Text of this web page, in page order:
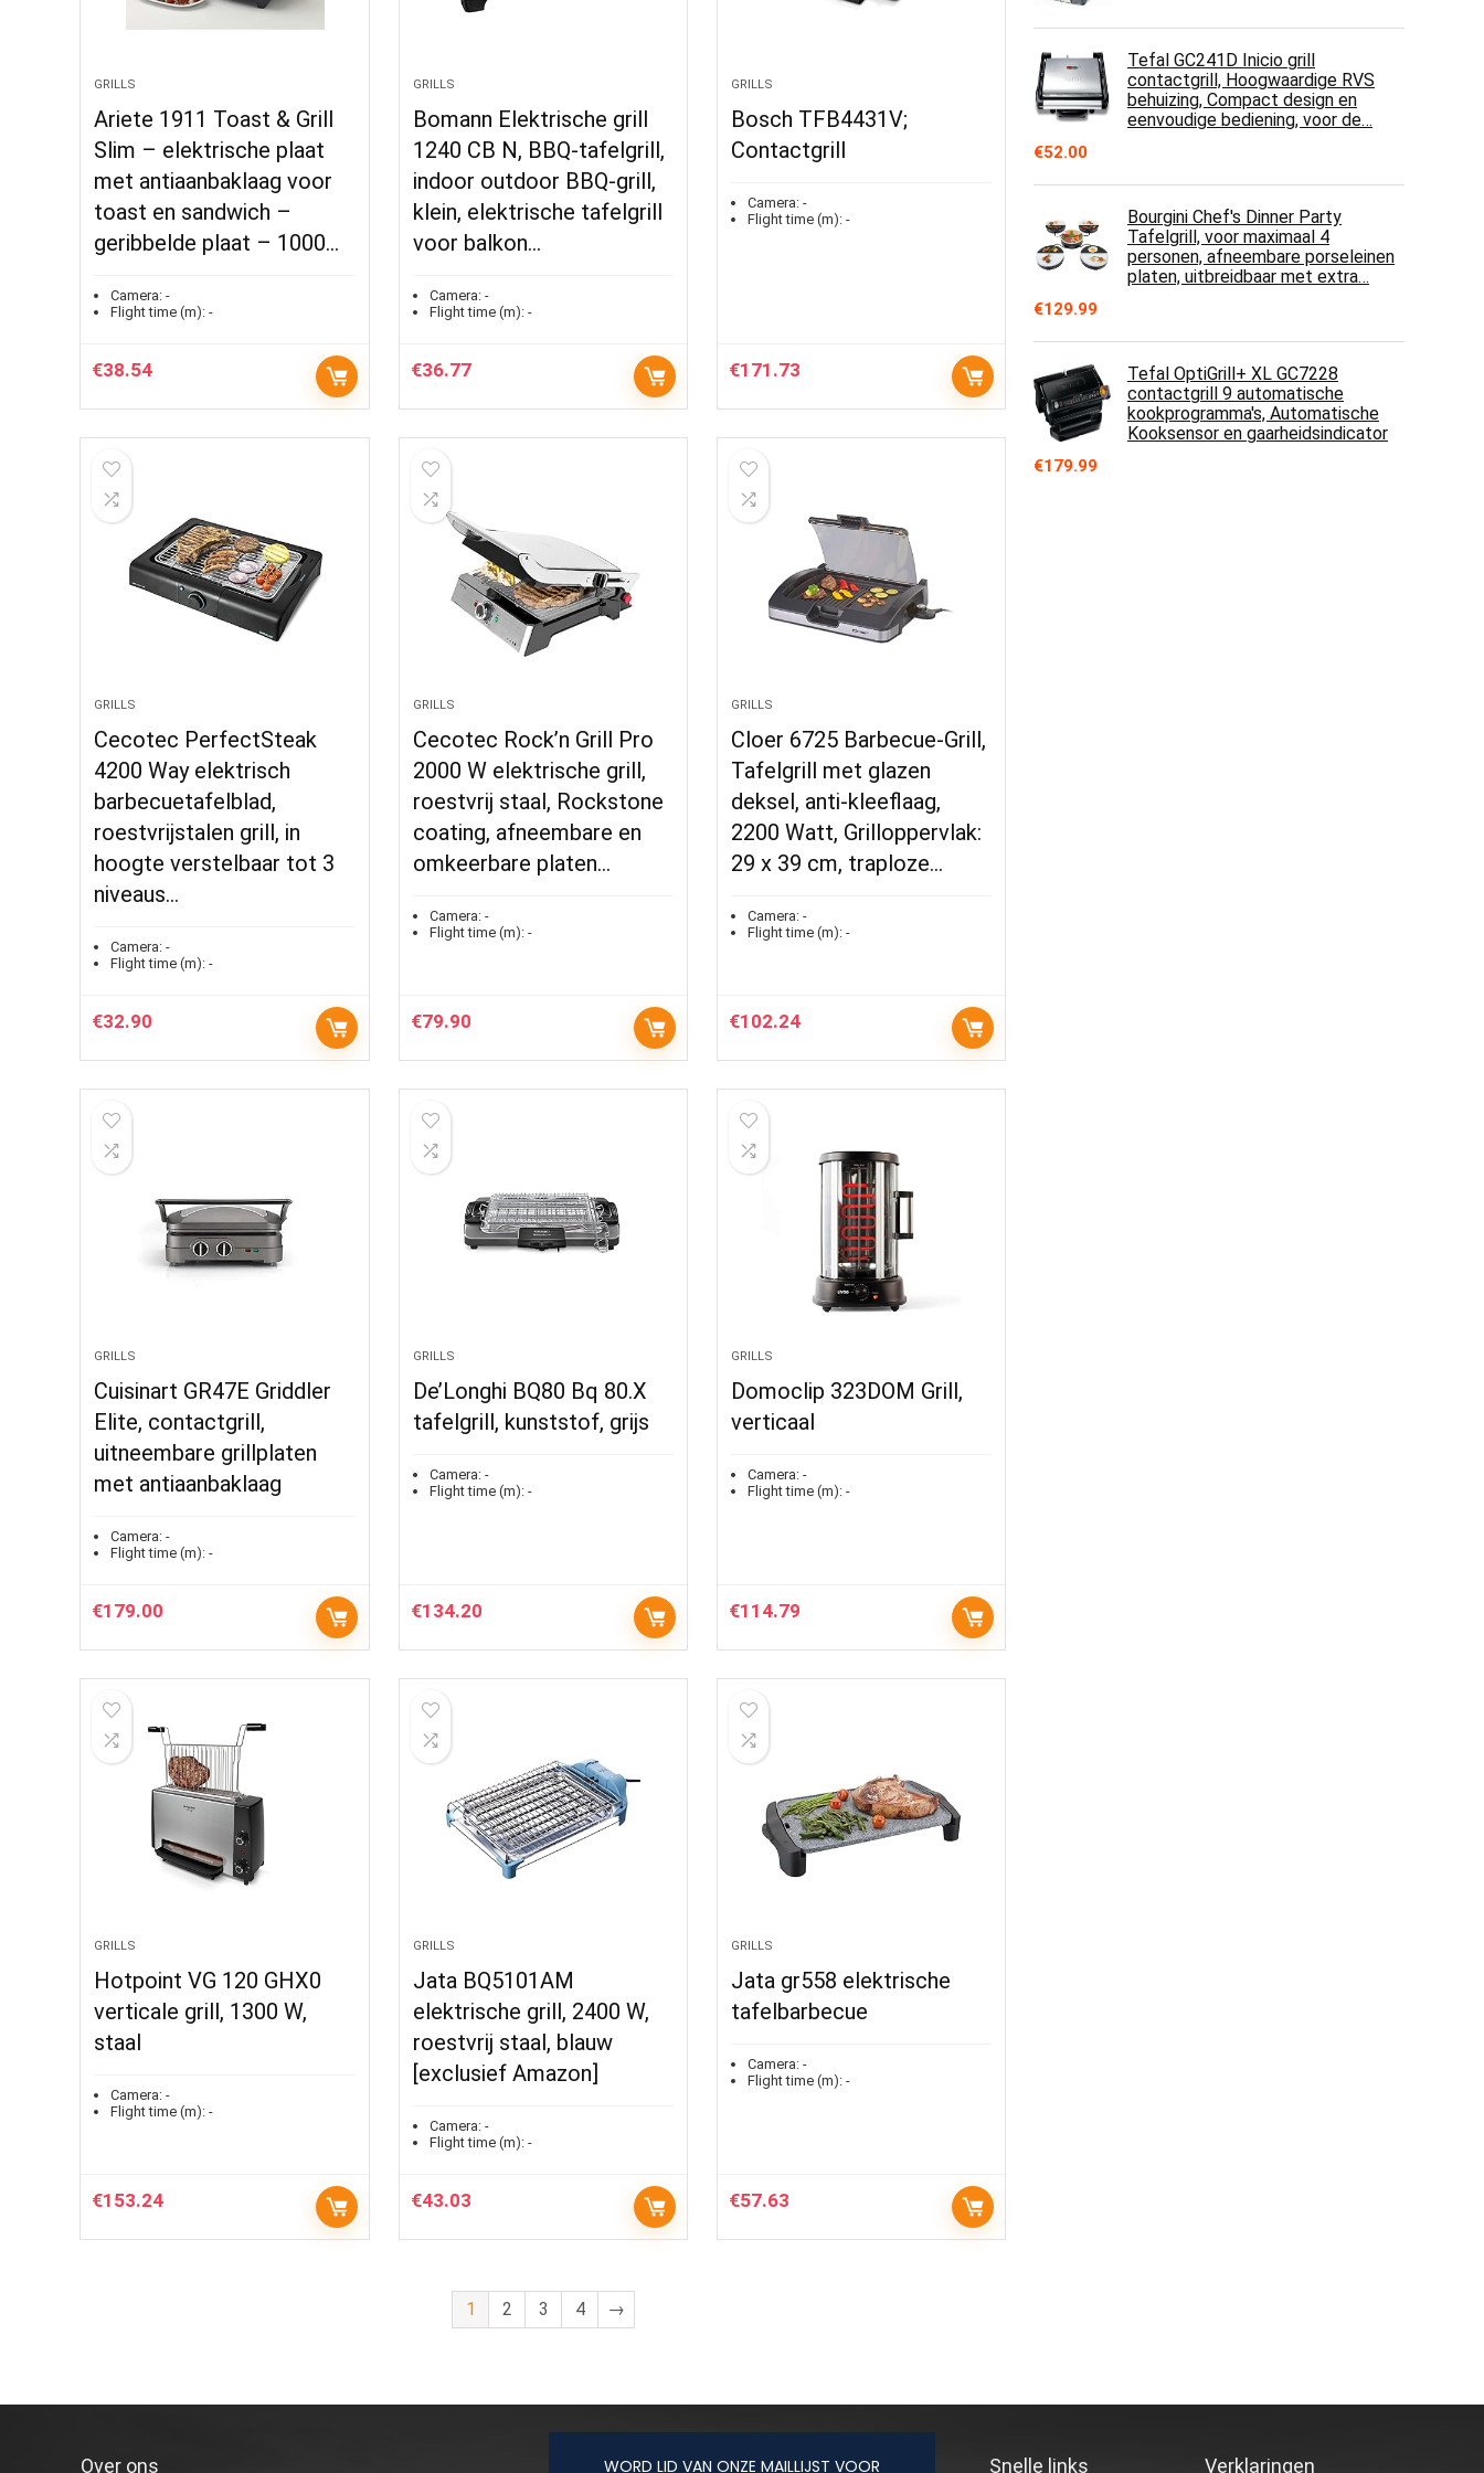
GRILLS
Ariete 1911 Toast & Grill
Slim – elektrische plaat
met antiaanbaklaag voor
toast en sandwich –
geribbelde plaat – 1000…
Camera: -
Flight time (m): -
€38.54
GRILLS
Bomann Elektrische grill
1240 CB N, BBQ-tafelgrill,
indoor outdoor BBQ-grill,
klein, elektrische tafelgrill
voor balkon…
Camera:-
Flight time (m):-
€36.77
GRILLS
Bosch TFB4431V;
Contactgrill
Camera: -
Flight time (m): -
€171.73
GRILLS
Cecotec PerfectSteak
4200 Way elektrisch
barbecuetafelblad,
roestvrijstalen grill, in
hoogte verstelbaar tot 3
niveaus…
Camera: -
Flight time (m): -
€32.90
GRILLS
Cecotec Rock’n Grill Pro
2000 W elektrische grill,
roestvrij staal, Rockstone
coating, afneembare en
omkeerbare platen…
Camera:-
Flight time (m):-
€79.90
GRILLS
Cloer 6725 Barbecue-Grill,
Tafelgrill met glazen
deksel, anti-kleeflaag,
2200 Watt, Grilloppervlak:
29 x 39 cm, traploze…
Camera: -
Flight time (m): -
€102.24
GRILLS
Cuisinart GR47E Griddler
Elite, contactgrill,
uitneembare grillplaten
met antiaanbaklaag
Camera: -
Flight time (m): -
€179.00
GRILLS
De’Longhi BQ80 Bq 80.X
tafelgrill, kunststof, grijs
Camera:-
Flight time (m):-
€134.20
GRILLS
Domoclip 323DOM Grill,
verticaal
Camera: -
Flight time (m): -
€114.79
GRILLS
Hotpoint VG 120 GHX0
verticale grill, 1300 W,
staal
Camera: -
Flight time (m): -
€153.24
GRILLS
Jata BQ5101AM
elektrische grill, 2400 W,
roestvrij staal, blauw
[exclusief Amazon]
Camera:-
Flight time (m):-
€43.03
GRILLS
Jata gr558 elektrische
tafelbarbecue
Camera: -
Flight time (m): -
€57.63
1 2 3 4 →
Tefal GC241D Inicio grill
contactgrill, Hoogwaardige RVS
behuizing, Compact design en
eenvoudige bediening, voor de…
€52.00
Bourgini Chef's Dinner Party
Tafelgrill, voor maximaal 4
personen, afneembare porseleinen
platen, uitbreidbaar met extra…
€129.99
Tefal OptiGrill+ XL GC7228
contactgrill 9 automatische
kookprogramma's, Automatische
Kooksensor en gaarheidsindicator
€179.99
Over ons WORD LID VAN ONZE MAILLIJST VOOR Snelle links Verklaringen